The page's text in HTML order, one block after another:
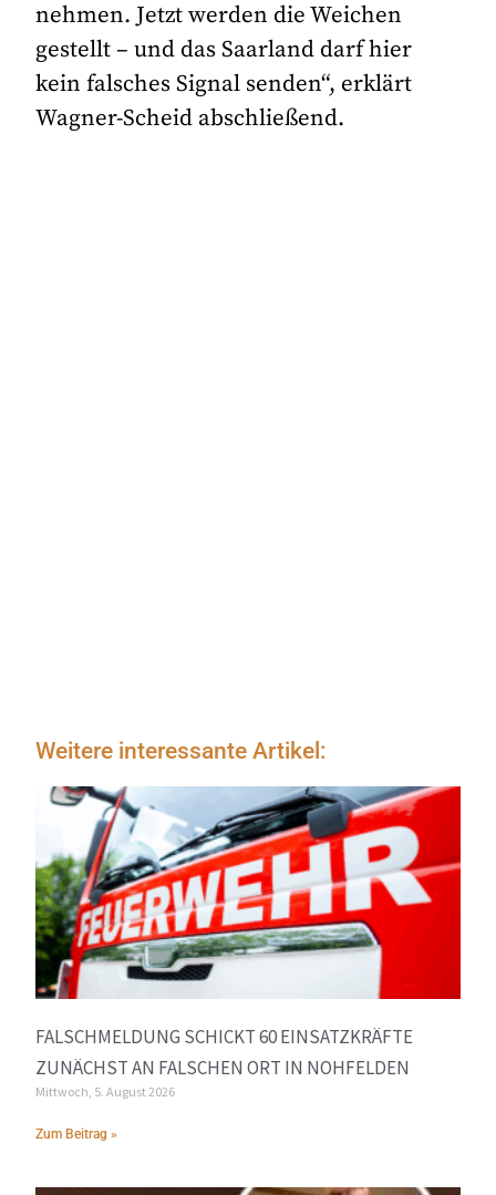
nehmen. Jetzt werden die Weichen
gestellt – und das Saarland darf hier
kein falsches Signal senden“, erklärt
Wagner-Scheid abschließend.
Weitere interessante Artikel:
FALSCHMELDUNG SCHICKT 60 EINSATZKRÄFTE
ZUNÄCHST AN FALSCHEN ORT IN NOHFELDEN
Mittwoch, 5. August 2026
Zum Beitrag »